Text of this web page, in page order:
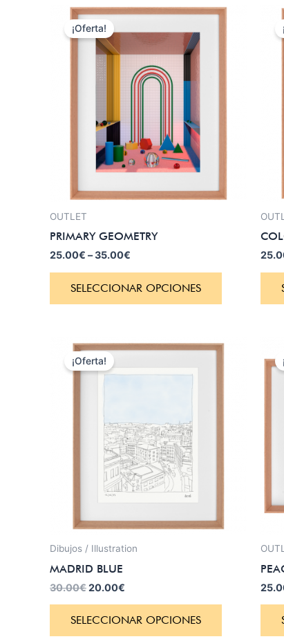
¡Oferta!
OUTLET
PRIMARY GEOMETRY
25.00€ –35.00€
SELECCIONAR OPCIONES
¡Oferta!
Dibujos / Illustration
MADRID BLUE
30.00€
El
precio
original
era:
20.00€
El
SELECCIONAR OPCIONES